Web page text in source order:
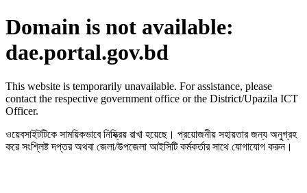
Domain is not available:
dae.portal.gov.bd
This website is temporarily unavailable. For assistance, please
contact the respective government office or the District/Upazila ICT
Officer.
ওয়েবসাইটটিকে সাময়িকভাবে নিষ্ক্রিয় রাখা হয়েছে। প্রয়োজনীয় সহায়তার জন্য অনুগ্রহ
করে সংশ্লিষ্ট দপ্তর অথবা জেলা/উপজেলা আইসিটি কর্মকর্তার সাথে যোগাযোগ করুন।